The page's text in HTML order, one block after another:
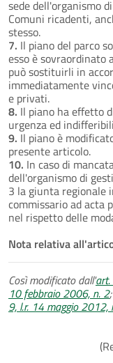
sede dell'organismo
Comuni ricadenti,
stesso.
7. Il piano del parco
esso è sovraordinato
può sostituirli in
immediatamente
e privati.
8. Il piano ha effetto
urgenza ed
9. Il piano è
presente articolo.
10. In caso di
dell'organismo di
3 la giunta regionale
commissario ad acta
nel rispetto delle
Nota relativa
Così modificato dall'
10 febbraio 2006, n. 2
9, l.r. 14 maggio 2012,